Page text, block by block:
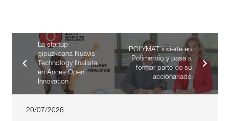
La startup
gipuzkoana Nuavis
Technology finalista
en Ances Open
Innovation
POLYMAT invierte en
Polimerbio y pasa a
formar parte de su
accionariado
20/07/2026